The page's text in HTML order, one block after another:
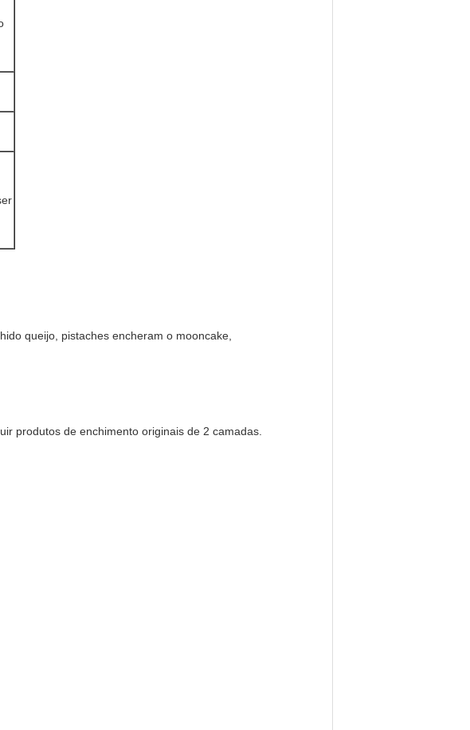
queijo, pistaches encheram o mooncake,
produtos de enchimento originais de 2 camadas.